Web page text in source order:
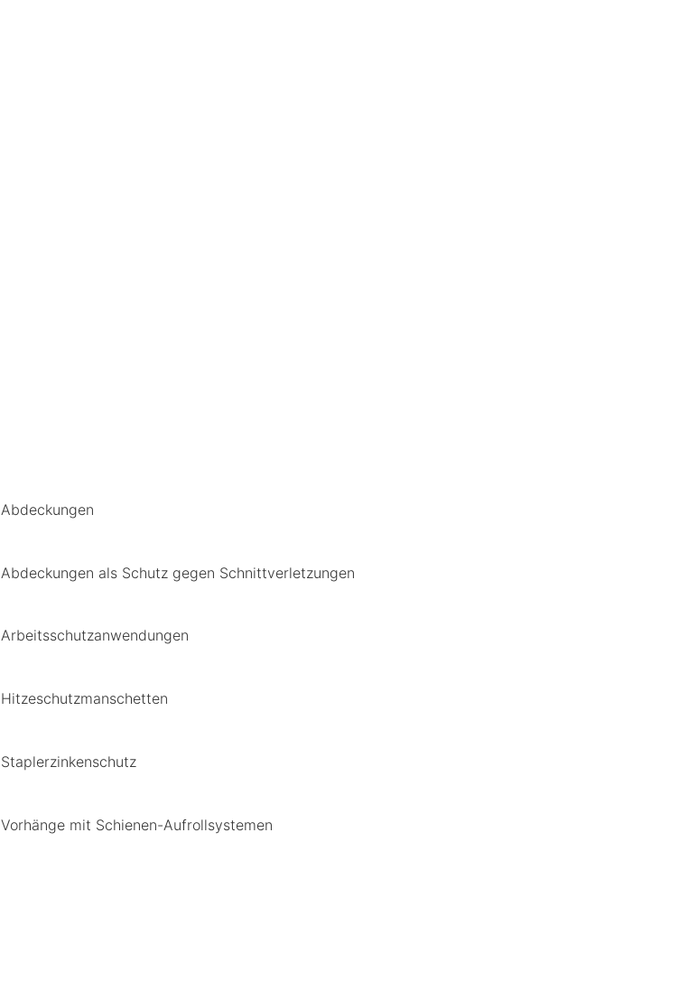
Abdeckungen
Abdeckungen als Schutz gegen Schnittverletzungen
Arbeitsschutzanwendungen
Hitzeschutzmanschetten
Staplerzinkenschutz
Vorhänge mit Schienen-Aufrollsystemen